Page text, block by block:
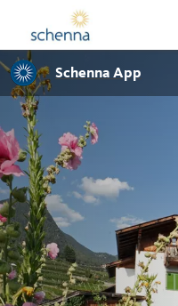
Schenna App